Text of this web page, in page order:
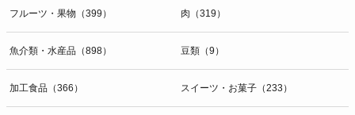
フルーツ・果物（399） 肉（319）
魚介類・水産品（898） 豆類（9）
加工食品（366） スイーツ・お菓子（233）